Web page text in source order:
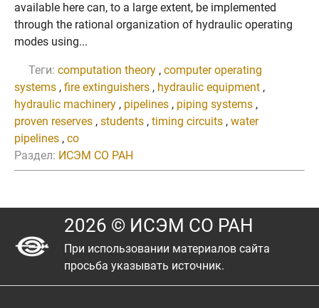
available here can, to a large extent, be implemented
through the rational organization of hydraulic operating
modes using...
Теги: computation theory , computer operating
systems , fire extinguishers , hydraulic equipment ,
hydraulic machinery , pipelines , piping systems ,
proven reserves , students , timing circuits , water
pipelines , co
Раздел: ИСЭМ СО РАН
2026 © ИСЭМ СО РАН
При использовании материалов сайта
просьба указывать источник.